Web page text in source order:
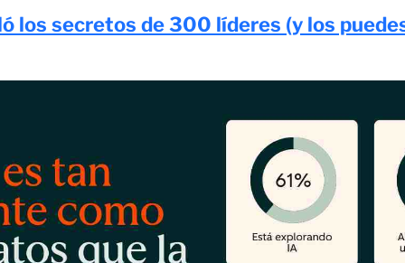
los secretos de 300 líderes (y los